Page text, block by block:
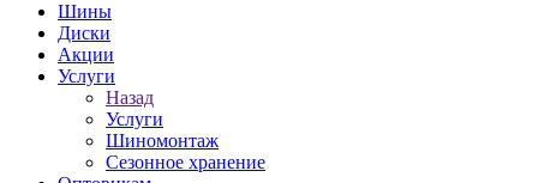
Шины
Диски
Акции
Услуги
Назад
Услуги
Шиномонтаж
Сезонное хранение